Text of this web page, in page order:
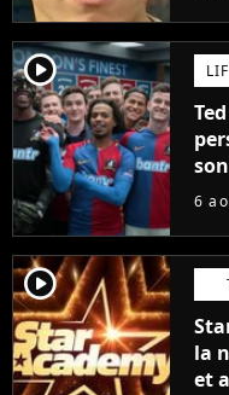
player2
6
player2
la
et